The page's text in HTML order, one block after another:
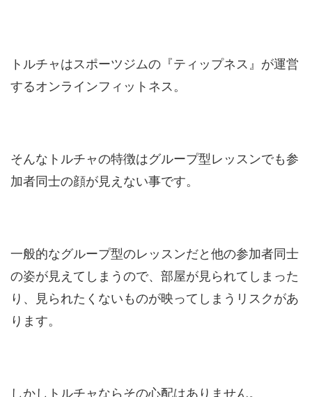
トルチャはスポーツジムの『ティップネス』が運営
するオンラインフィットネス。
そんなトルチャの特徴はグループ型レッスンでも参
加者同士の顔が見えない事です。
一般的なグループ型のレッスンだと他の参加者同士
の姿が見えてしまうので、部屋が見られてしまった
り、見られたくないものが映ってしまうリスクがあ
ります。
しかしトルチャならその心配はありません。